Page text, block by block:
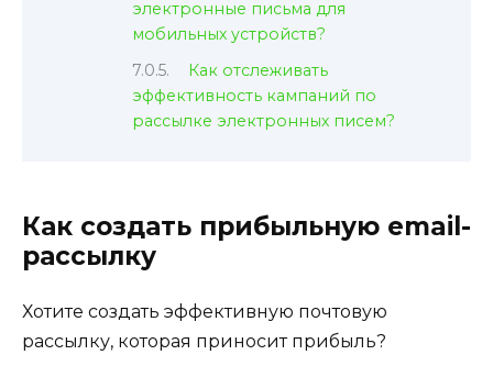
электронные письма для
мобильных устройств?
Как отслеживать
эффективность кампаний по
рассылке электронных писем?
Как создать прибыльную email-
рассылку
Хотите создать эффективную почтовую
рассылку, которая приносит прибыль?